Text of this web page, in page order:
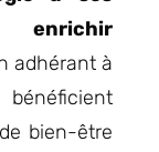
enrichir
adhérant à
bien-être